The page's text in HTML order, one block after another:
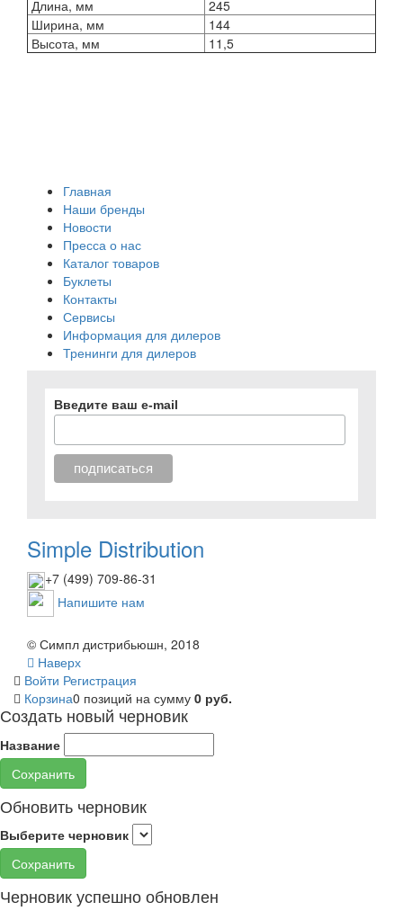
Длина, мм
245
Ширина, мм
144
Высота, мм
11,5
Главная
Наши бренды
Новости
Пресса о нас
Каталог товаров
Буклеты
Контакты
Сервисы
Информация для дилеров
Тренинги для дилеров
Введите ваш e-mail
Simple Distribution
+7 (499) 709-86-31
Напишите нам
© Симпл дистрибьюшн, 2018
Наверх
Войти Регистрация
Корзина0 позиций на сумму 0 руб.
Создать новый черновик
Название
Сохранить
Обновить черновик
Выберите черновик
Сохранить
Черновик успешно обновлен